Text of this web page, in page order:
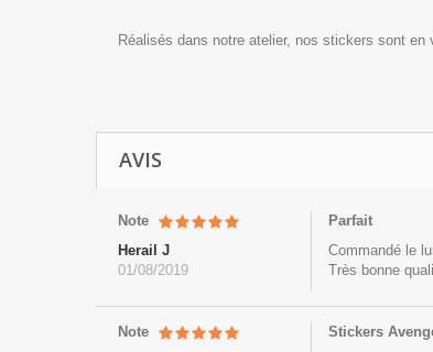
Réalisés dans notre atelier, nos stickers sont en
AVIS
Note
Herail J
01/08/2019
Parfait
Commandé le
Très bonne
Note
Stickers